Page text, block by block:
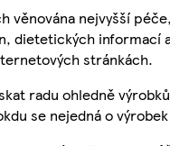
věnována nejvyšší
dietetických
stránkách.
radu ohledně
se nejedná o výrobek